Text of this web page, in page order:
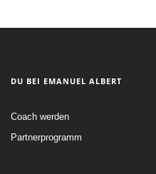
DU BEI EMANUEL ALBERT
Coach werden
Partnerprogramm